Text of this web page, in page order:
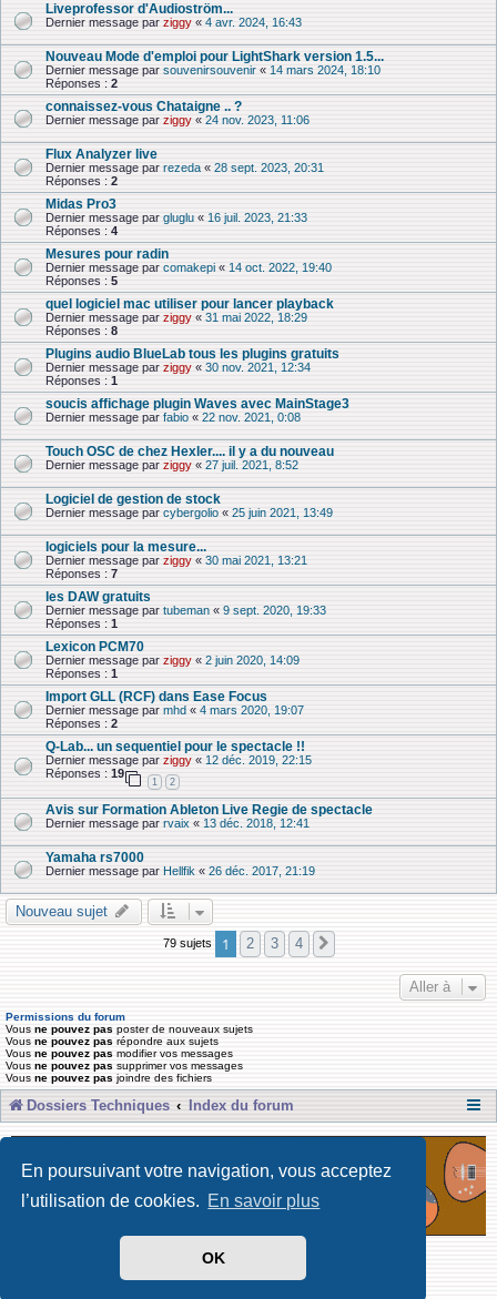
En poursuivant votre navigation, vous acceptez
l’utilisation de cookies. En savoir plus
OK
Liveprofessor d'Audioström...
Dernier message par ziggy « 4 avr. 2024, 16:43
Nouveau Mode d'emploi pour LightShark version 1.5...
Dernier message par souvenirsouvenir « 14 mars 2024, 18:10
Réponses : 2
connaissez-vous Chataigne .. ?
Dernier message par ziggy « 24 nov. 2023, 11:06
Flux Analyzer live
Dernier message par rezeda « 28 sept. 2023, 20:31
Réponses : 2
Midas Pro3
Dernier message par gluglu « 16 juil. 2023, 21:33
Réponses : 4
Mesures pour radin
Dernier message par comakepi « 14 oct. 2022, 19:40
Réponses : 5
quel logiciel mac utiliser pour lancer playback
Dernier message par ziggy « 31 mai 2022, 18:29
Réponses : 8
Plugins audio BlueLab tous les plugins gratuits
Dernier message par ziggy « 30 nov. 2021, 12:34
Réponses : 1
soucis affichage plugin Waves avec MainStage3
Dernier message par fabio « 22 nov. 2021, 0:08
Touch OSC de chez Hexler.... il y a du nouveau
Dernier message par ziggy « 27 juil. 2021, 8:52
Logiciel de gestion de stock
Dernier message par cybergolio « 25 juin 2021, 13:49
logiciels pour la mesure...
Dernier message par ziggy « 30 mai 2021, 13:21
Réponses : 7
les DAW gratuits
Dernier message par tubeman « 9 sept. 2020, 19:33
Réponses : 1
Lexicon PCM70
Dernier message par ziggy « 2 juin 2020, 14:09
Réponses : 1
Import GLL (RCF) dans Ease Focus
Dernier message par mhd « 4 mars 2020, 19:07
Réponses : 2
Q-Lab... un sequentiel pour le spectacle !!
Dernier message par ziggy « 12 déc. 2019, 22:15
Réponses : 19
1 2
Avis sur Formation Ableton Live Regie de spectacle
Dernier message par rvaix « 13 déc. 2018, 12:41
Yamaha rs7000
Dernier message par Hellfik « 26 déc. 2017, 21:19
Nouveau sujet
79 sujets 1 2 3 4
Aller à
Permissions du forum
Vous ne pouvez pas poster de nouveaux sujets
Vous ne pouvez pas répondre aux sujets
Vous ne pouvez pas modifier vos messages
Vous ne pouvez pas supprimer vos messages
Vous ne pouvez pas joindre des fichiers
Dossiers Techniques Index du forum
Développé par Forum Software © phpBB Limited
Traduit par phpBB-fr